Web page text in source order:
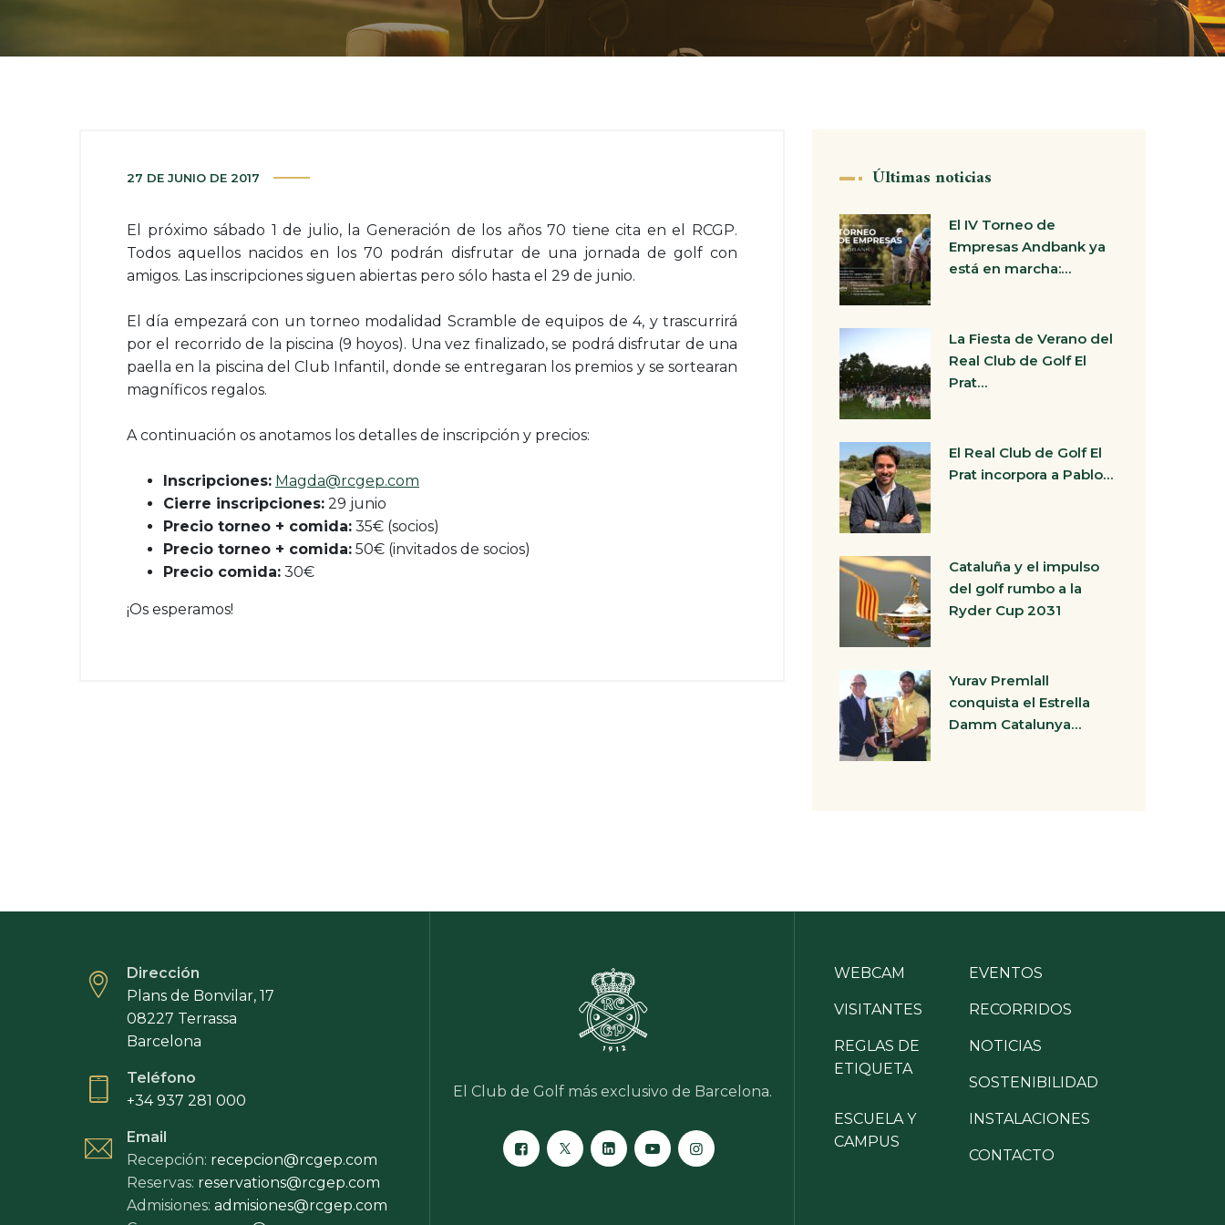
27 DE JUNIO DE 2017
El próximo sábado 1 de julio, la Generación de los años 70 tiene cita en el RCGP.
Todos aquellos nacidos en los 70 podrán disfrutar de una jornada de golf con
amigos. Las inscripciones siguen abiertas pero sólo hasta el 29 de junio.
El día empezará con un torneo modalidad Scramble de equipos de 4, y trascurrirá
por el recorrido de la piscina (9 hoyos). Una vez finalizado, se podrá disfrutar de una
paella en la piscina del Club Infantil, donde se entregaran los premios y se sortearan
magníficos regalos.
A continuación os anotamos los detalles de inscripción y precios:
Inscripciones: Magda@rcgep.com
Cierre inscripciones: 29 junio
Precio torneo + comida: 35€ (socios)
Precio torneo + comida: 50€ (invitados de socios)
Precio comida: 30€
¡Os esperamos!
Últimas noticias
El IV Torneo de
Empresas Andbank ya
está en marcha:…
La Fiesta de Verano del
Real Club de Golf El
Prat…
El Real Club de Golf El
Prat incorpora a Pablo…
Cataluña y el impulso
del golf rumbo a la
Ryder Cup 2031
Yurav Premlall
conquista el Estrella
Damm Catalunya…
Dirección
Plans de Bonvilar, 17
08227 Terrassa
Barcelona
Teléfono
+34 937 281 000
Email
Recepción: recepcion@rcgep.com
Reservas: reservations@rcgep.com
Admisiones: admisiones@rcgep.com
El Club de Golf más exclusivo de Barcelona.
WEBCAM EVENTOS
VISITANTES RECORRIDOS
REGLAS DE
ETIQUETA
NOTICIAS
SOSTENIBILIDAD
ESCUELA Y
CAMPUS
INSTALACIONES
CONTACTO